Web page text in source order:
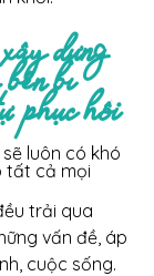
dựng
bền bỉ
phục hồi
luôn có khó
tất cả mọi
trải qua
vấn đề, áp
cuộc sống.